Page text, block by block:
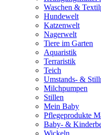
Waschen &
Hundewelt
Katzenwelt
Nagerwelt
Tiere im Garten
Aquaristik
Terraristik
Teich
Umstands- &
Milchpumpen
Stillen
Mein Baby
Pflegeprodukte
Baby- &
Wickeln